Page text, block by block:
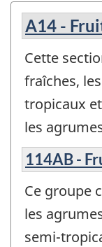
A14 -
Cette
fraîches,
tropicaux
les
114AB -
Ce groupe
les
semi-